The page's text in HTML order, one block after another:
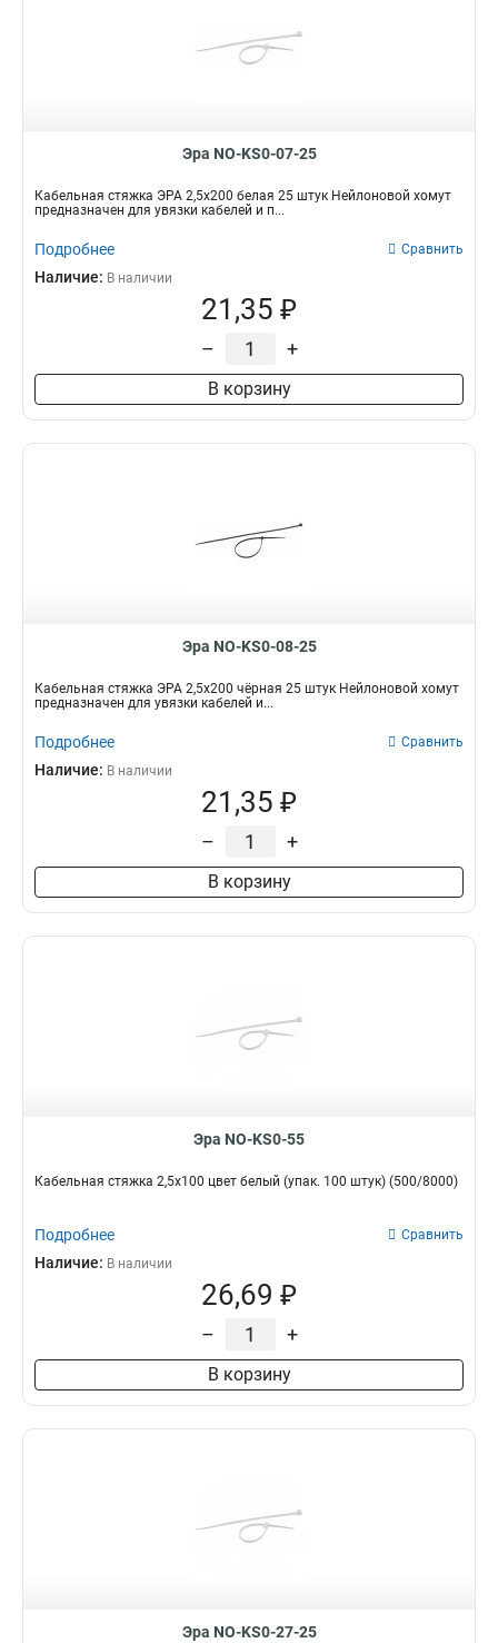
Эра NO-KS0-07-25
Кабельная стяжка ЭРА 2,5х200 белая 25 штук Нейлоновой хомут
предназначен для увязки кабелей и п...
Подробнее Сравнить
Наличие: В наличии
21,35 ₽
– +
В корзину
Эра NO-KS0-08-25
Кабельная стяжка ЭРА 2,5х200 чёрная 25 штук Нейлоновой хомут
предназначен для увязки кабелей и...
Подробнее Сравнить
Наличие: В наличии
21,35 ₽
– +
В корзину
Эра NO-KS0-55
Кабельная стяжка 2,5х100 цвет белый (упак. 100 штук) (500/8000)
Подробнее Сравнить
Наличие: В наличии
26,69 ₽
– +
В корзину
Эра NO-KS0-27-25